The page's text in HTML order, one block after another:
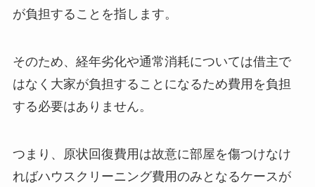
が負担することを指します。
そのため、経年劣化や通常消耗については借主で
はなく大家が負担することになるため費用を負担
する必要はありません。
つまり、原状回復費用は故意に部屋を傷つけなけ
ればハウスクリーニング費用のみとなるケースが